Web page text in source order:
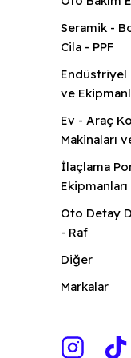
Seramik -
Cila - PPF
Endüstriyel
ve
Ev - Araç
Makinaları
İlaçlama
Ekipmanları
Oto Detay
- Raf
Diğer
Markalar